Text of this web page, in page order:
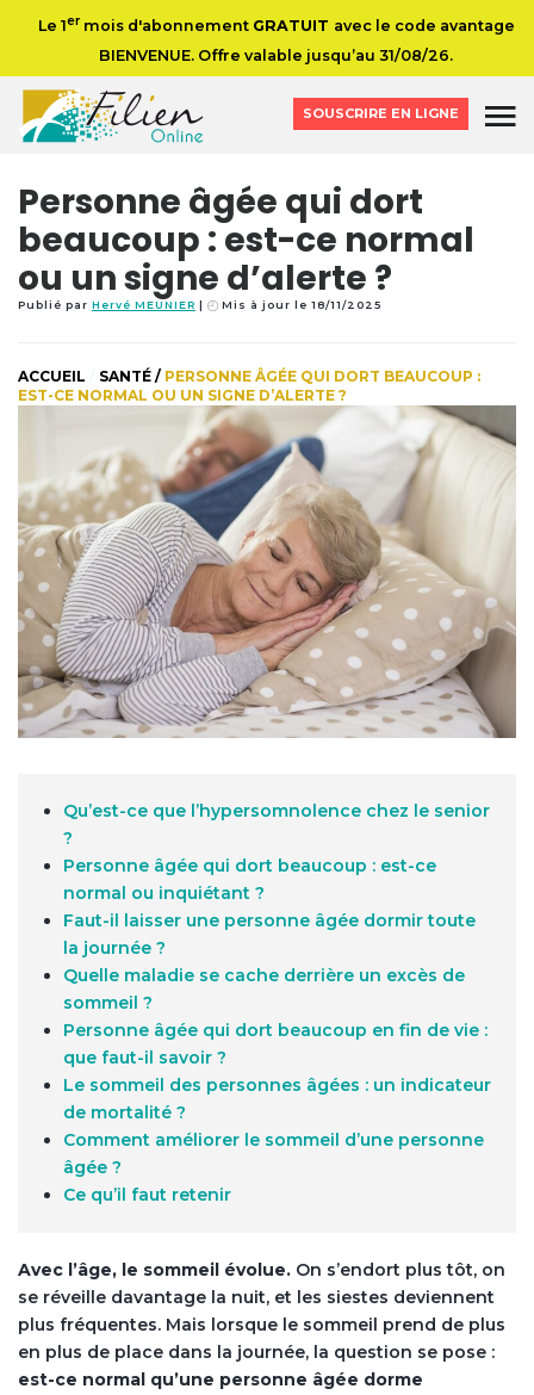
Le 1ermois d'abonnement GRATUIT avec le code avantage
BIENVENUE. Offre valable jusqu’au 31/08/26.
SOUSCRIRE EN LIGNE
Publié par Hervé MEUNIER Mis à jour le 18/11/2025
Personne âgée qui dort
beaucoup : est-ce normal
ou un signe d’alerte ?
ACCUEIL SANTÉ / PERSONNE ÂGÉE QUI DORT BEAUCOUP :
EST-CE NORMAL OU UN SIGNE D’ALERTE ?
Qu’est-ce que l’hypersomnolence chez le senior
?
Personne âgée qui dort beaucoup : est-ce
normal ou inquiétant ?
Faut-il laisser une personne âgée dormir toute
la journée ?
Quelle maladie se cache derrière un excès de
sommeil ?
Personne âgée qui dort beaucoup en fin de vie :
que faut-il savoir ?
Le sommeil des personnes âgées : un indicateur
de mortalité ?
Comment améliorer le sommeil d’une personne
âgée ?
Ce qu’il faut retenir
Avec l’âge, le sommeil évolue. On s’endort plus tôt, on
se réveille davantage la nuit, et les siestes deviennent
plus fréquentes. Mais lorsque le sommeil prend de plus
en plus de place dans la journée, la question se pose :
est-ce normal qu’une personne âgée dorme